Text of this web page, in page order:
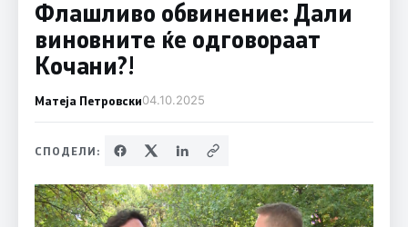
Флашливо обвинение: Дали
виновните ќе одговораат
Кочани?!
Матеја Петровски04.10.2025
СПОДЕЛИ: